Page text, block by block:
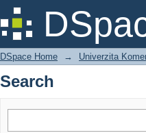
Search
DSpace Home → Univerzita
Search